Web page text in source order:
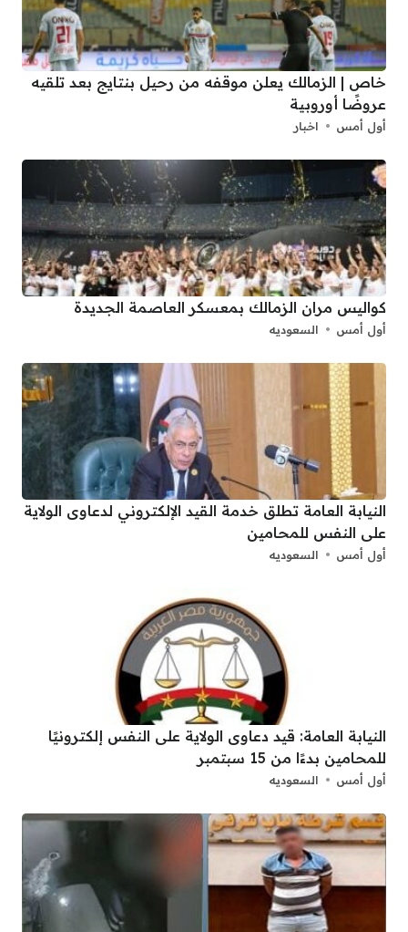
خاص | الزمالك يعلن موقفه من رحيل بنتايج بعد تلقيه
عروضًا أوروبية
أول أمس اخبار
كواليس مران الزمالك بمعسكر العاصمة الجديدة
أول أمس السعوديه
النيابة العامة تطلق خدمة القيد الإلكتروني لدعاوى الولاية
على النفس للمحامين
أول أمس السعوديه
النيابة العامة: قيد دعاوى الولاية على النفس إلكترونيًا
للمحامين بدءًا من 15 سبتمبر
أول أمس السعوديه